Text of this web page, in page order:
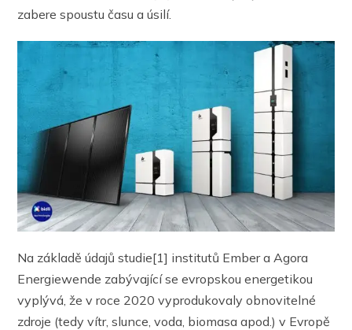
zabere spoustu času a úsilí.
Na základě údajů studie[1] institutů Ember a Agora
Energiewende zabývající se evropskou energetikou
vyplývá, že v roce 2020 vyprodukovaly obnovitelné
zdroje (tedy vítr, slunce, voda, biomasa apod.) v Evropě